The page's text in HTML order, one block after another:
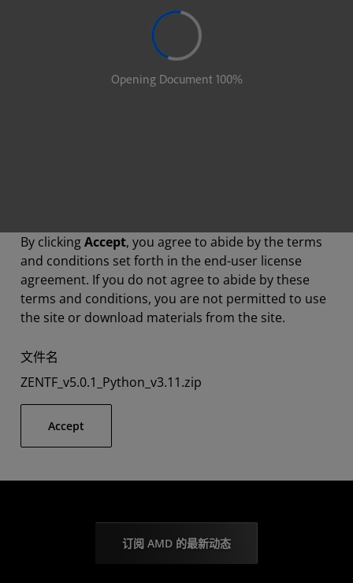
By clickingAccept, you agree to abide by the terms
and conditions set forth in the end-user license
agreement. If you do not agree to abide by these
terms and conditions, you are not permitted to use
the site or download materials from the site.
文件名
ZENTF_v5.0.1_Python_v3.11.zip
Accept
订阅 AMD 的最新动态